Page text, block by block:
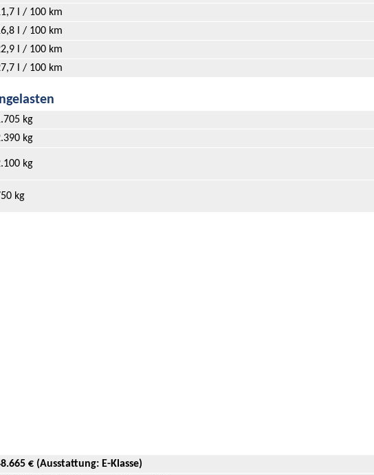
l / 100 km
l / 100 km
l / 100 km
l / 100 km
kg
kg
kg
kg
€ (Ausstattung: E-Klasse)